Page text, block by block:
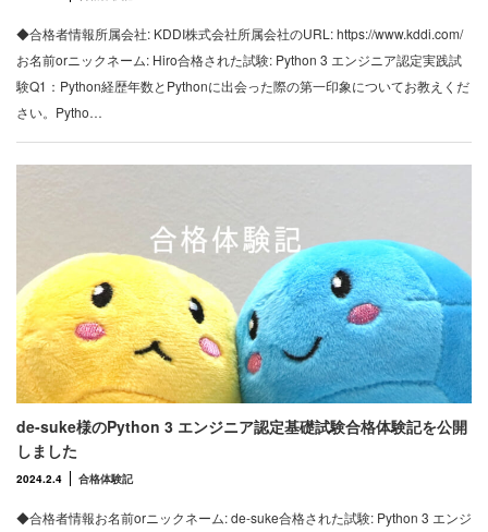
◆合格者情報所属会社: KDDI株式会社所属会社のURL: https://www.kddi.com/
お名前orニックネーム: Hiro合格された試験: Python 3 エンジニア認定実践試
験Q1：Python経歴年数とPythonに出会った際の第一印象についてお教えくだ
さい。Pytho…
de-suke様のPython 3 エンジニア認定基礎試験合格体験記を公開
しました
2024.2.4 合格体験記
◆合格者情報お名前orニックネーム: de-suke合格された試験: Python 3 エンジ